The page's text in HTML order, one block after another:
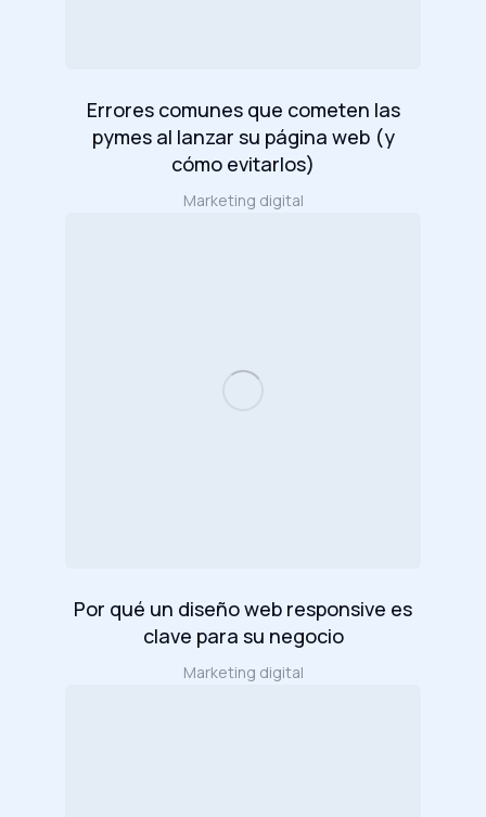
Errores comunes que cometen las
pymes al lanzar su página web (y
cómo evitarlos)
Marketing digital
Por qué un diseño web responsive es
clave para su negocio
Marketing digital